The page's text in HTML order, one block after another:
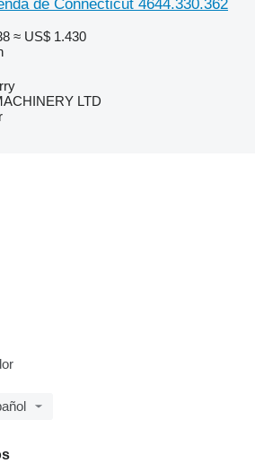
de Connecticut 4644.330.362
≈ US$ 1.430
LTD